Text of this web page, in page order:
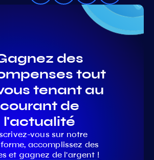
des
tout
tenant au
courant de
l'actualité
vous sur notre
accomplissez des
et gagnez de l'argent !